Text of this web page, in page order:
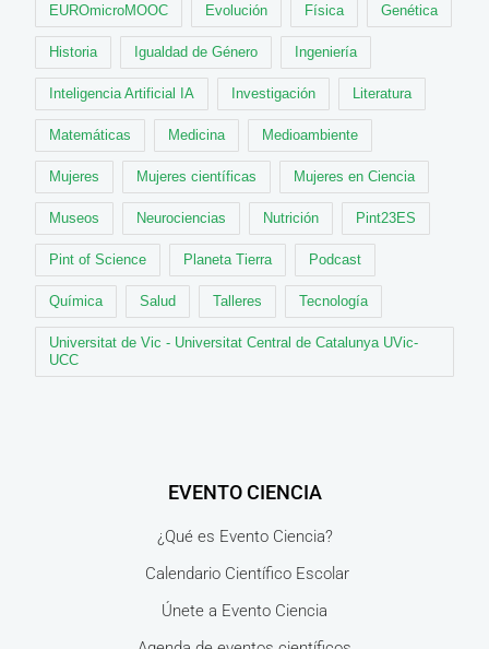
EUROmicroMOOC Evolución Física Genética
Historia Igualdad de Género Ingeniería
Inteligencia Artificial IA Investigación Literatura
Matemáticas Medicina Medioambiente
Mujeres Mujeres científicas Mujeres en Ciencia
Museos Neurociencias Nutrición Pint23ES
Pint of Science Planeta Tierra Podcast
Química Salud Talleres Tecnología
Universitat de Vic - Universitat Central de Catalunya UVic-
UCC
EVENTO CIENCIA
¿Qué es Evento Ciencia?
Calendario Científico Escolar
Únete a Evento Ciencia